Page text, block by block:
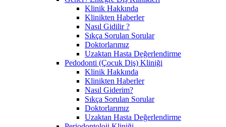
Klinik Hakkında
Klinikten Haberler
Nasıl Gidilir ?
Sıkça Sorulan Sorular
Doktorlarımız
Uzaktan Hasta Değerlendirme
Pedodonti (Çocuk Diş) Kliniği
Klinik Hakkında
Klinikten Haberler
Nasıl Giderim?
Sıkça Sorulan Sorular
Doktorlarımız
Uzaktan Hasta Değerlendirme